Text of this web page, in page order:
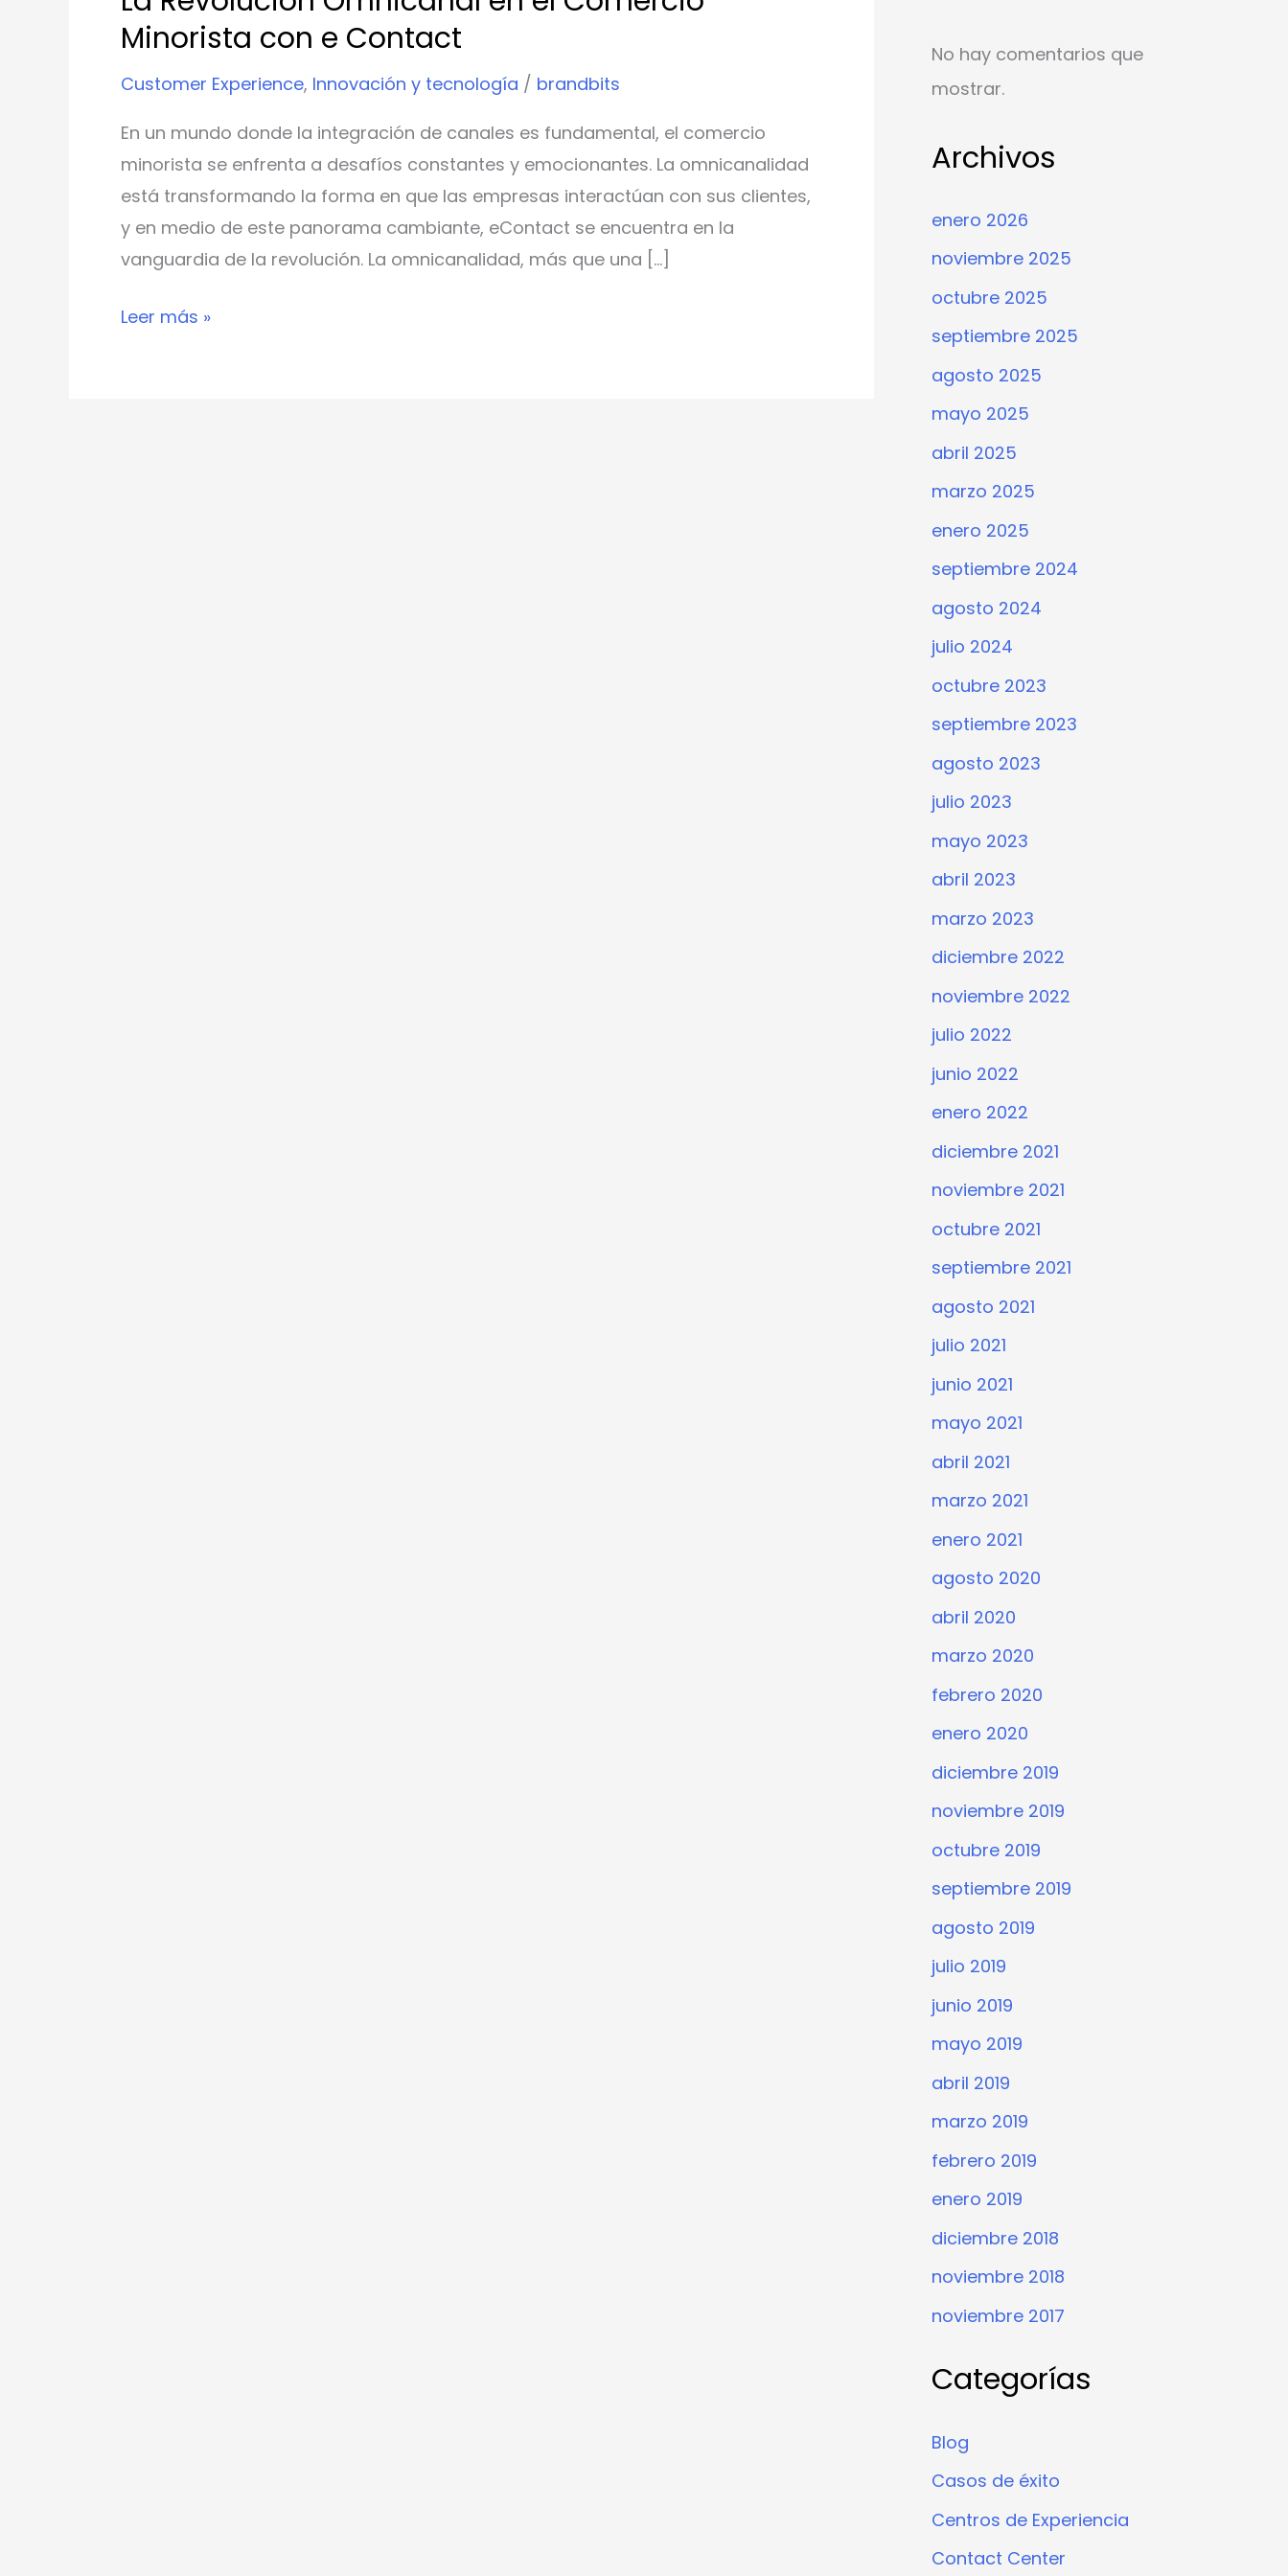
Minorista con e Contact
Customer Experience, Innovación y tecnología / brandbits
En un mundo donde la integración de canales es fundamental, el comercio
minorista se enfrenta a desafíos constantes y emocionantes. La omnicanalidad
está transformando la forma en que las empresas interactúan con sus clientes,
y en medio de este panorama cambiante, eContact se encuentra en la
vanguardia de la revolución. La omnicanalidad, más que una […]
Leer más »
No hay comentarios que
mostrar.
Archivos
enero 2026
noviembre 2025
octubre 2025
septiembre 2025
agosto 2025
mayo 2025
abril 2025
marzo 2025
enero 2025
septiembre 2024
agosto 2024
julio 2024
octubre 2023
septiembre 2023
agosto 2023
julio 2023
mayo 2023
abril 2023
marzo 2023
diciembre 2022
noviembre 2022
julio 2022
junio 2022
enero 2022
diciembre 2021
noviembre 2021
octubre 2021
septiembre 2021
agosto 2021
julio 2021
junio 2021
mayo 2021
abril 2021
marzo 2021
enero 2021
agosto 2020
abril 2020
marzo 2020
febrero 2020
enero 2020
diciembre 2019
noviembre 2019
octubre 2019
septiembre 2019
agosto 2019
julio 2019
junio 2019
mayo 2019
abril 2019
marzo 2019
febrero 2019
enero 2019
diciembre 2018
noviembre 2018
noviembre 2017
Categorías
Blog
Casos de éxito
Centros de Experiencia
Contact Center